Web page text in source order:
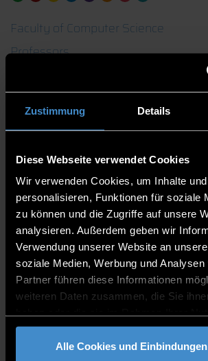
Zustimmung Details
Diese Webseite verwendet Cookies
Wir verwenden Cookies, um Inhalte
personalisieren, Funktionen für soziale
zu können und die Zugriffe auf unsere
analysieren. Außerdem geben wir
Verwendung unserer Website an
soziale Medien, Werbung und
Partner führen diese Informationen
weiteren Daten zusammen, die Sie
gesammelt haben.
Alle Cookies und
Faculty of Computer Science
Professors
Representative of the Faculty for
Opportunities for Women in
Program Coordinator of the
Student advisor for the Bachelor's
Applied Computer Science
K 007
0991/3615-511
CONSULTING TIME